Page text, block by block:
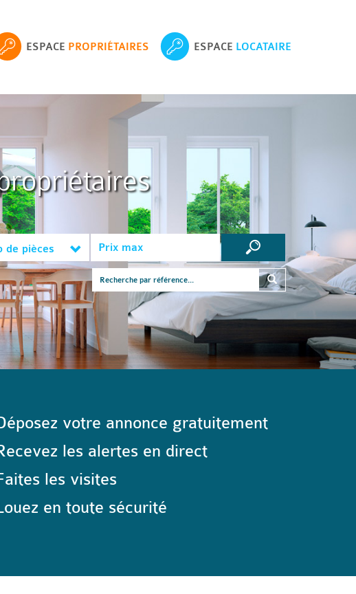
ESPACE PROPRIÉTAIRES ESPACE LOCATAIRE
de pièces
votre annonce gratuitement
les alertes en direct
les visites
en toute sécurité